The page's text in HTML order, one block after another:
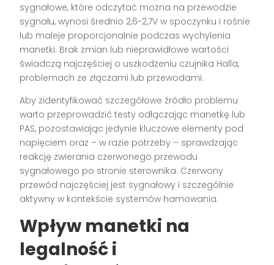
sygnałowe, które odczytać można na przewodzie
sygnału, wynosi średnio 2,6-2,7V w spoczynku i rośnie
lub maleje proporcjonalnie podczas wychylenia
manetki. Brak zmian lub nieprawidłowe wartości
świadczą najczęściej o uszkodzeniu czujnika Halla,
problemach ze złączami lub przewodami.
Aby zidentyfikować szczegółowe źródło problemu
warto przeprowadzić testy odłączając manetkę lub
PAS, pozostawiając jedynie kluczowe elementy pod
napięciem oraz – w razie potrzeby – sprawdzając
reakcję zwierania czerwonego przewodu
sygnałowego po stronie sterownika. Czerwony
przewód najczęściej jest sygnałowy i szczególnie
aktywny w kontekście systemów hamowania.
Wpływ manetki na
legalność i